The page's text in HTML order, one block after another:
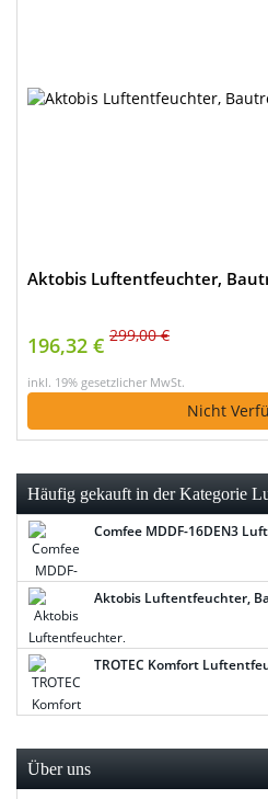
Aktobis Luftentfeuchter,
196,32 € 299,00 €
inkl. 19% gesetzlicher MwSt.
Nicht
Häufig gekauft in der Kategorie
Comfee MDDF-16DEN3
Aktobis Luftentfeuchter,
TROTEC Komfort
Über uns